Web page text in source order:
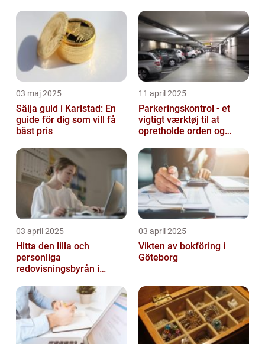
03 maj 2025
Sälja guld i Karlstad: En
guide för dig som vill få
bäst pris
11 april 2025
Parkeringskontrol - et
vigtigt værktøj til at
opretholde orden og
03 april 2025
Hitta den lilla och
personliga
redovisningsbyrån i
03 april 2025
Vikten av bokföring i
Göteborg